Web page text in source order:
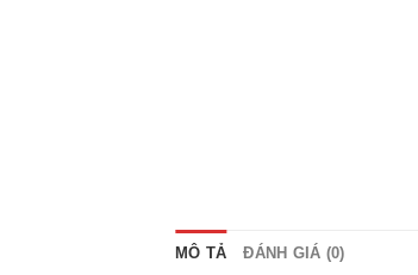
MÔ TẢ ĐÁNH GIÁ (0)